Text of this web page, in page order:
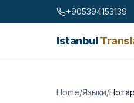
Skip to content +905394153139
Istanbul
Home/Языки/